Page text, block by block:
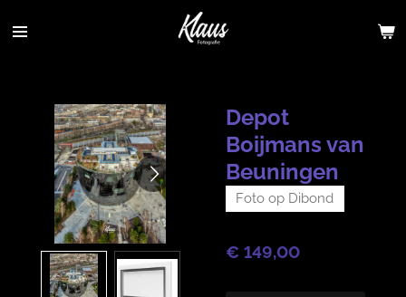
direct
Depot
Boijmans van
Beuningen
Foto op Dibond
€ 149,00